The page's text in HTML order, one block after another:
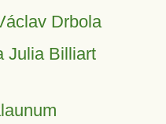
Drbola
Julia Billiart